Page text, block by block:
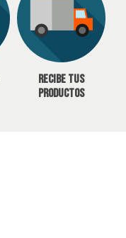
Recibe tus
productos